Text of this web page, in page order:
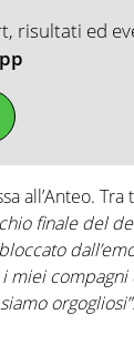
risultati ed
all’Anteo. Tra
finale del
miei compagni
orgogliosi”.